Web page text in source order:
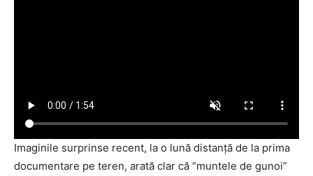
Imaginile surprinse recent, la o lună distanță de la prima
documentare pe teren, arată clar că “muntele de gunoi”